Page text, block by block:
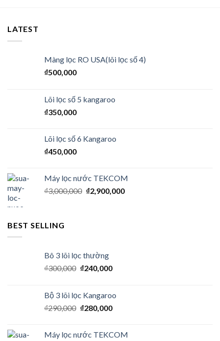
LATEST
Màng lọc RO USA(lõi lọc số 4)
₫500,000
Lõi lọc số 5 kangaroo
₫350,000
Lõi lọc số 6 Kangaroo
₫450,000
Máy lọc nước TEKCOM
₫3,000,000 ₫2,900,000
BEST SELLING
Bô 3 lõi lọc thường
₫300,000 ₫240,000
Bộ 3 lõi lọc Kangaroo
₫290,000 ₫280,000
Máy lọc nước TEKCOM